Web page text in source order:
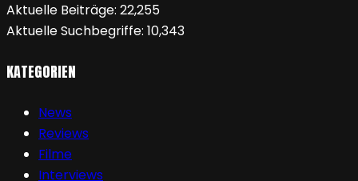
Aktuelle Beiträge: 22,255
Aktuelle Suchbegriffe: 10,343
KATEGORIEN
News
Reviews
Filme
Interviews